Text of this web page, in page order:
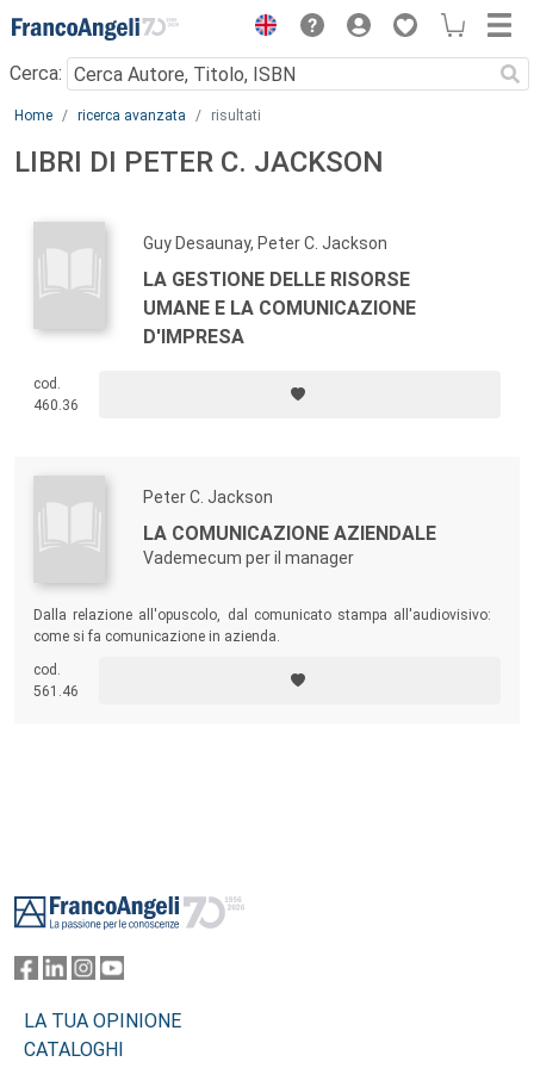
Menu
Cerca:
Main content
Home ricerca avanzata risultati
LIBRI DI PETER C. JACKSON
Guy Desaunay, Peter C. Jackson
LA GESTIONE DELLE RISORSE
UMANE E LA COMUNICAZIONE
D'IMPRESA
cod.
460.36
Peter C. Jackson
LA COMUNICAZIONE AZIENDALE
Vademecum per il manager
Dalla relazione all'opuscolo, dal comunicato stampa all'audiovisivo:
come si fa comunicazione in azienda.
cod.
561.46
LA TUA OPINIONE
CATALOGHI